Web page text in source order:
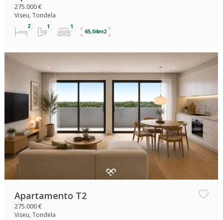
275.000 €
Viseu, Tondela
65,04m2
Apartamento T2
275.000 €
Viseu, Tondela